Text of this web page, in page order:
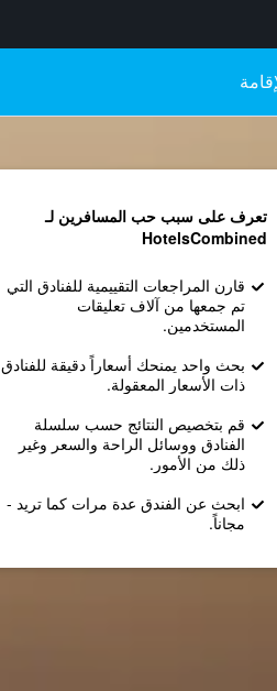
تعرف على سبب حب المسافرين لـ
HotelsCombined
قارن المراجعات التقييمية للفنادق التي
تم جمعها من آلاف تعليقات
المستخدمين.
بحث واحد يمنحك أسعاراً دقيقة للفنادق
ذات الأسعار المعقولة.
قم بتخصيص النتائج حسب سلسلة
الفنادق ووسائل الراحة والسعر وغير
ذلك من الأمور.
ابحث عن الفندق عدة مرات كما تريد -
مجاناً.